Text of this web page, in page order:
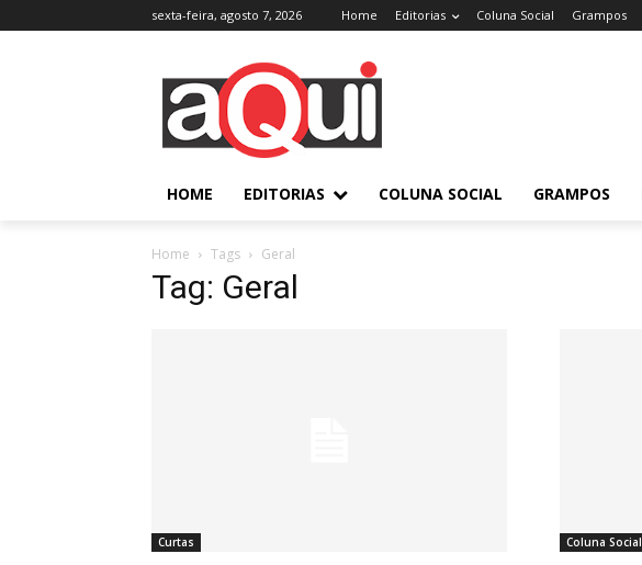
sexta-feira, agosto 7, 2026 Home Editorias Coluna Social Grampos
HOME EDITORIAS COLUNA SOCIAL GRAMPOS
Home Tags Geral
Tag: Geral
Curtas Coluna Social